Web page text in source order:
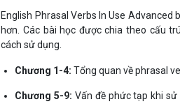
English Phrasal Verbs In Use
hơn. Các bài học được chia theo cấu
cách sử dụng.
Chương 1-4:Tổng quan về phrasal
Chương 5-9: Vấn đề phức tạp khi